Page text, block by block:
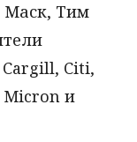
Маск, Тим
Cargill, Citi,
Micron и